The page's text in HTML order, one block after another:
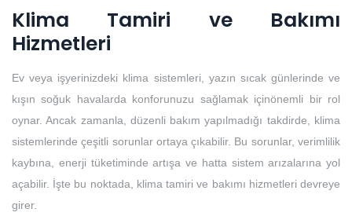
Klima Tamiri ve Bakımı
Hizmetleri
Ev veya işyerinizdeki klima sistemleri, yazın sıcak günlerinde ve
kışın soğuk havalarda konforunuzu sağlamak içinönemli bir rol
oynar. Ancak zamanla, düzenli bakım yapılmadığı takdirde, klima
sistemlerinde çeşitli sorunlar ortaya çıkabilir. Bu sorunlar, verimlilik
kaybına, enerji tüketiminde artışa ve hatta sistem arızalarına yol
açabilir. İşte bu noktada, klima tamiri ve bakımı hizmetleri devreye
girer.